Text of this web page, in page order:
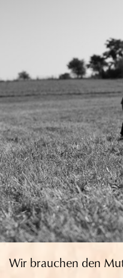
Wir brauchen den